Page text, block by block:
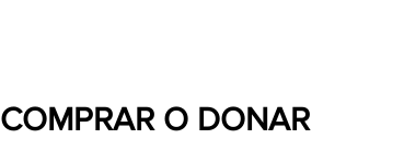
COMPRAR O DONAR